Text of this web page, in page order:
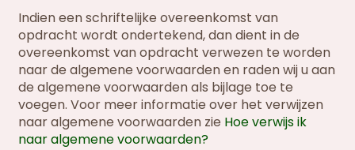
Indien een schriftelijke overeenkomst van
opdracht wordt ondertekend, dan dient in de
overeenkomst van opdracht verwezen te worden
naar de algemene voorwaarden en raden wij u aan
de algemene voorwaarden als bijlage toe te
voegen. Voor meer informatie over het verwijzen
naar algemene voorwaarden zie Hoe verwijs ik
naar algemene voorwaarden?